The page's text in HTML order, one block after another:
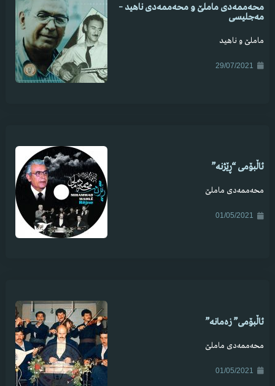
محەممەدی ماملێ و محەممەدی ناهید –
مەجلیسی
ماملێ و ناهید
29/07/2021
ئاڵبۆمی “ڕێژنە”
محەممەدی ماملێ
01/05/2021
ئاڵبۆمی” زەمانە”
محەممەدی ماملێ
01/05/2021